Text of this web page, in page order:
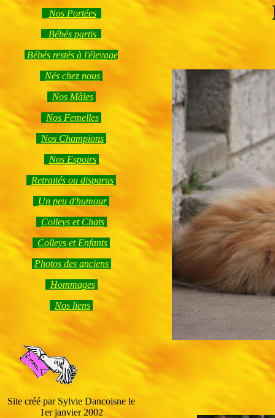
Nos Portées
Bébés partis
Bébés restés à l'élevage
Nés chez nous
Nos Mâles
Nos Femelles
Nos Champions
Nos Espoirs
Retraités ou disparus
Un peu d'humour
Colleys et Chats
Colleys et Enfants
Photos des anciens
Hommages
Nos liens
Site créé par Sylvie Dancoisne le
1er janvier 2002